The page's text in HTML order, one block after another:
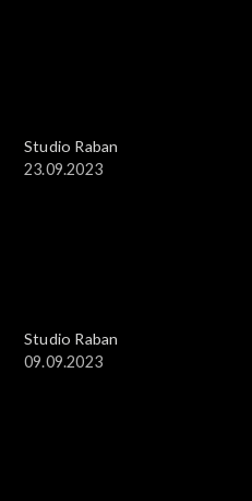
Studio Raban
23.09.2023
Studio Raban
09.09.2023